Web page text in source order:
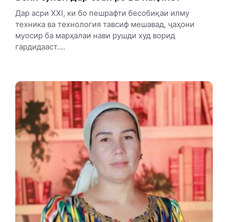
Дар асри XXI, ки бо пешрафти бесобиқаи илму
техника ва технология тавсиф мешавад, ҷаҳони
муосир ба марҳалаи нави рушди худ ворид
гардидааст....